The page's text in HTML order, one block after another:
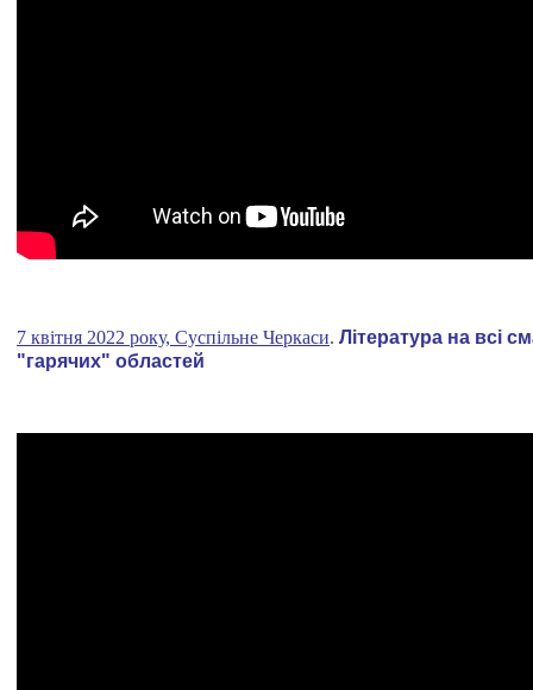
7 квітня 2022 року, Суспільне Черкаси. Література на всі
"гарячих" областей